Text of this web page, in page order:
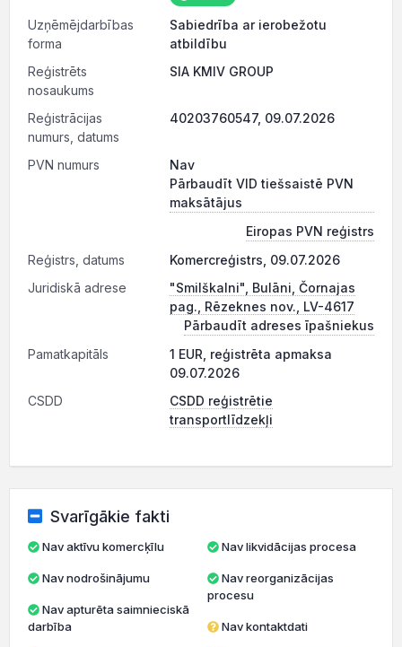
Uzņēmējdarbības
forma
Sabiedrība ar ierobežotu
atbildību
Reģistrēts
nosaukums
SIA KMIV GROUP
Reģistrācijas
numurs, datums
40203760547, 09.07.2026
PVN numurs
Nav
Pārbaudīt VID tiešsaistē PVN
maksātājus
Eiropas PVN reģistrs
Reģistrs, datums
Komercreģistrs, 09.07.2026
Juridiskā adrese
"Smilškalni", Bulāni, Čornajas
pag., Rēzeknes nov., LV-4617
Pārbaudīt adreses īpašniekus
Pamatkapitāls
1 EUR, reģistrēta apmaksa
09.07.2026
CSDD
CSDD reģistrētie
transportlīdzekļi
Svarīgākie fakti
Nav aktīvu komercķīlu
Nav nodrošinājumu
darbība
Nav likvidācijas procesa
Nav reorganizācijas
procesu
Nav kontaktdati